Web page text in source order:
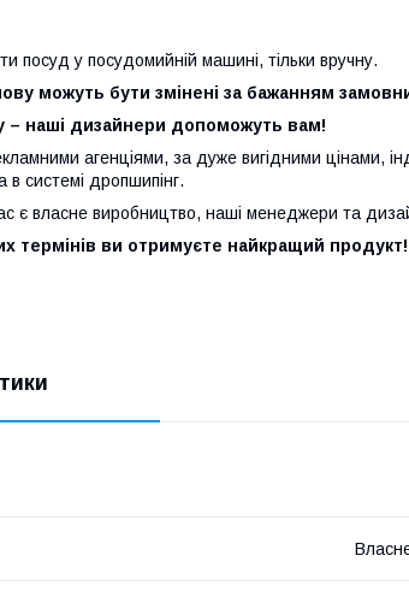
посуд у посудомийній машині, тільки вручну.
можуть бути змінені за бажанням
– наші дизайнери допоможуть вам!
агенціями, за дуже вигідними цінами,
в системі дропшипінг.
є власне виробництво, наші менеджери та
термінів ви отримуєте найкращий продукт!